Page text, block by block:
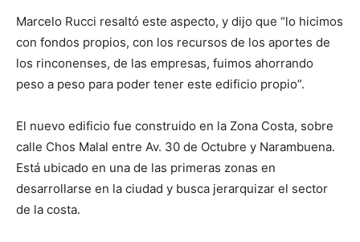
Marcelo Rucci resaltó este aspecto, y dijo que “lo hicimos
con fondos propios, con los recursos de los aportes de
los rinconenses, de las empresas, fuimos ahorrando
peso a peso para poder tener este edificio propio”.
El nuevo edificio fue construido en la Zona Costa, sobre
calle Chos Malal entre Av. 30 de Octubre y Narambuena.
Está ubicado en una de las primeras zonas en
desarrollarse en la ciudad y busca jerarquizar el sector
de la costa.